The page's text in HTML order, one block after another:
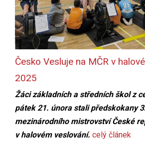
Česko Vesluje na MČR v
2025
Žáci základních a středních škol z
pátek 21. února stali předskokany
mezinárodního mistrovství České
v halovém veslování. celý článek